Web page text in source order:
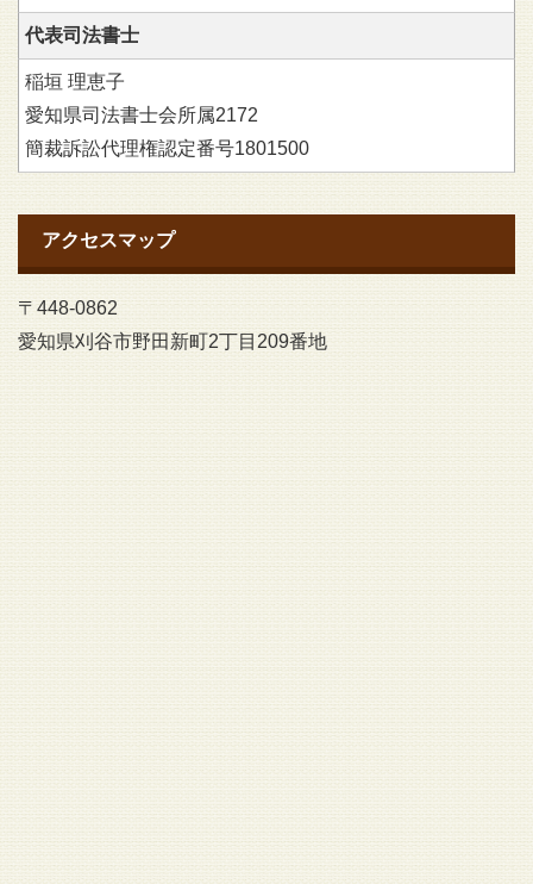
代表司法書士
稲垣 理恵子
愛知県司法書士会所属2172
簡裁訴訟代理権認定番号1801500
アクセスマップ
〒448-0862
愛知県刈谷市野田新町2丁目209番地